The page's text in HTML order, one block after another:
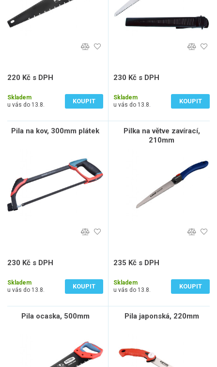
220 Kč s DPH
Skladem
u vás do 13.8.
KOUPIT
230 Kč s DPH
Skladem
u vás do 13.8.
KOUPIT
Pila na kov, 300mm plátek
230 Kč s DPH
Skladem
u vás do 13.8.
KOUPIT
Pilka na větve zavírací,
210mm
235 Kč s DPH
Skladem
u vás do 13.8.
KOUPIT
Pila ocaska, 500mm Pila japonská, 220mm